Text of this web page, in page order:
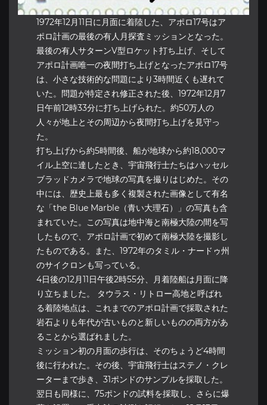
1972年12月11日に月面に着陸した、アポロ17号はア
ポロ計画の最後の有人月探査ミッションとなった。
最後の有人サターンV型ロケット打ち上げ、そして
アポロ計画唯一の夜間打ち上げとなったアポロ17号
は、小さな技術的な問題により3時間近くも遅れて
いた。問題が特定され修正された後、1972年12月7
日午前12時33分に打ち上げられた。約50万人の
人々が地上とその周辺から夜間打ち上げを見守っ
た。
打ち上げから約5時間後、船が地球から約18,000マ
イル上空に達したとき、宇宙飛行士たちはハッセル
ブラッドカメラで地球の写真を撮りはじめた。その
中には、歴史上最も多く複製された画像として有名
な「the Blue Marble（青い大理石）」の写真も含
まれていた。この写真は地中海と南極大陸の間を写
したもので、アポロ計画で初めて南極大陸を撮影し
たものである。また、1972年のタミル・ナードゥ州
のサイクロンも写っている。
4日後の12月11日午後2時55分、月着陸船は月面に降
り立ちました。 タウラス・リトロー高地と呼ばれ
る着陸地点は、これまでのアポロ計画で採取された
岩石よりも年代が古いものと新しいものの両方があ
ることから選ばれました。
ミッション初の月面の歩行は、そのちょうど4時間
後に行われた。その後、宇宙飛行士はステノ・クレ
ーターまで歩き、31ポンドのサンプルを採取した。
翌日も同様に、75ポンドの試料を採取し、さらに爆